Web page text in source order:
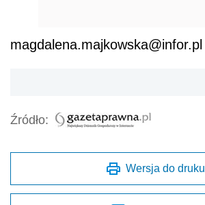
magdalena.majkowska@infor.pl
Źródło:
Wersja do druku